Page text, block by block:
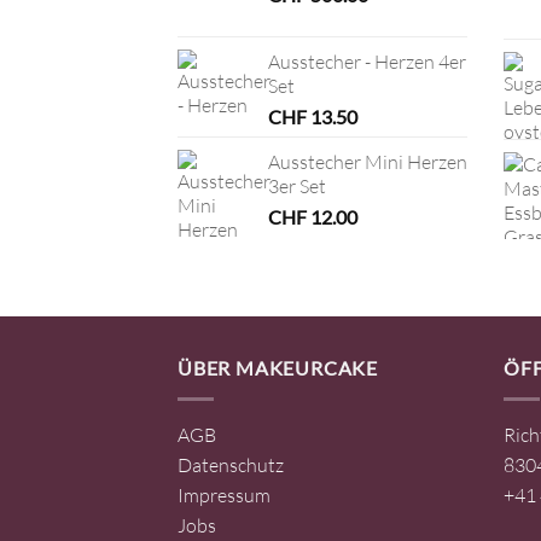
Ausstecher - Herzen 4er
Set
CHF13.50
Ausstecher Mini Herzen
3er Set
CHF12.00
ÜBER MAKEURCAKE
AGB
Datenschutz
Impressum
Jobs
+41